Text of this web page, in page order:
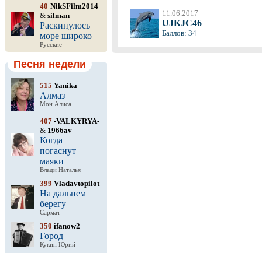
40 NikSFilm2014
& silman
Раскинулось
море широко
Русские
Песня недели
515 Yanika
Алмаз
Мон Алиса
407 -VALKYRYA-
& 1966av
Когда
погаснут
маяки
Влади Наталья
399 Vladavtopilot
На дальнем
берегу
Сармат
350 ifanow2
Город
Кукин Юрий
11.06.2017
UJKJC46
Баллов: 34